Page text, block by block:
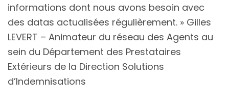
informations dont nous avons besoin avec
des datas actualisées régulièrement. » Gilles
LEVERT – Animateur du réseau des Agents au
sein du Département des Prestataires
Extérieurs de la Direction Solutions
d’Indemnisations